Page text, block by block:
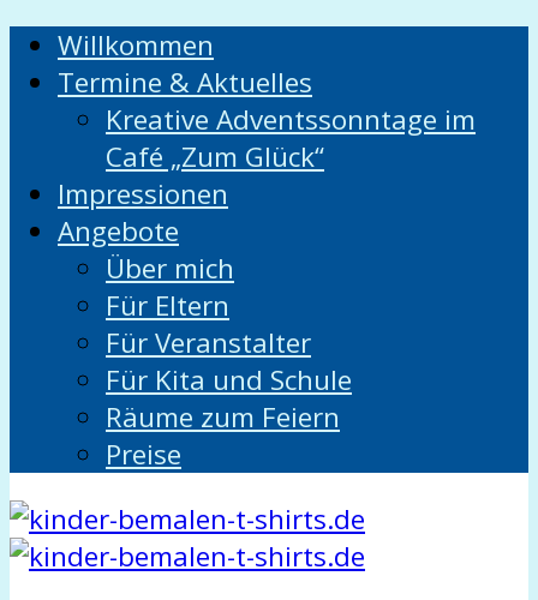
Willkommen
Termine & Aktuelles
Kreative Adventssonntage im
Café „Zum Glück“
Impressionen
Angebote
Über mich
Für Eltern
Für Veranstalter
Für Kita und Schule
Räume zum Feiern
Preise